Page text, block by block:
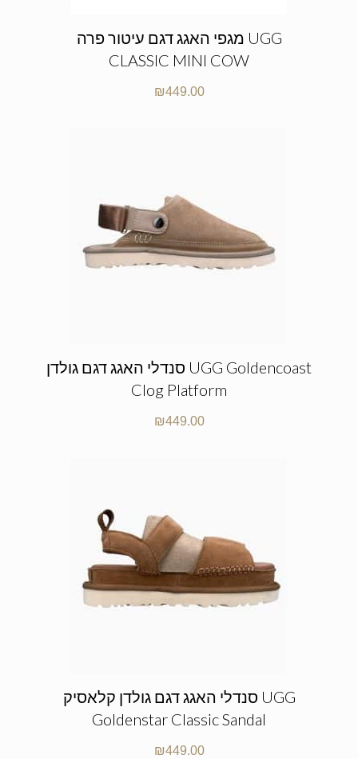
מגפי האגג דגם עיטור פרה UGG
CLASSIC MINI COW
₪449.00
סנדלי האגג דגם גולדן UGG Goldencoast
Clog Platform
₪449.00
סנדלי האגג דגם גולדן קלאסיק UGG
Goldenstar Classic Sandal
₪449.00